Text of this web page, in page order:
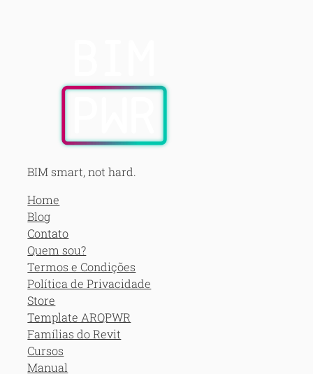
BIM smart, not hard.
Home
Blog
Contato
Quem sou?
Termos e Condições
Política de Privacidade
Store
Template ARQPWR
Famílias do Revit
Cursos
Manual